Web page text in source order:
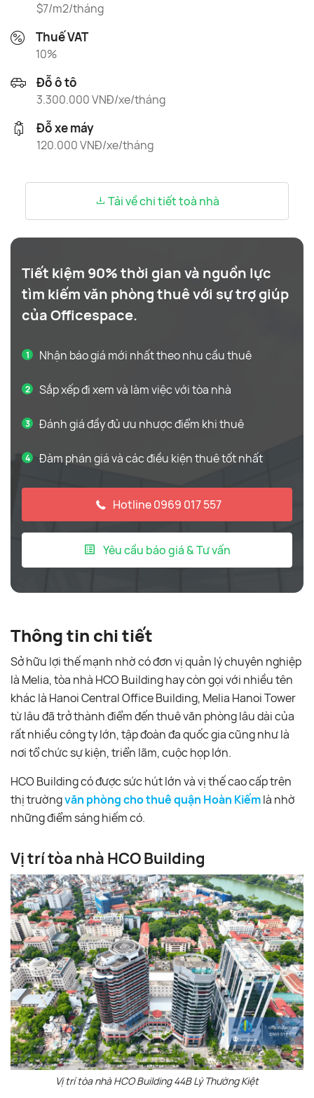
$7/m2/tháng
Thuế VAT
10%
Đỗ ô tô
3.300.000 VNĐ/xe/tháng
Đỗ xe máy
120.000 VNĐ/xe/tháng
Tải về chi tiết toà nhà
Tiết kiệm 90% thời gian và nguồn lực
tìm kiếm văn phòng thuê với sự trợ giúp
của Officespace.
Nhận báo giá mới nhất theo nhu cầu thuê
Sắp xếp đi xem và làm việc với tòa nhà
Đánh giá đầy đủ ưu nhược điểm khi thuê
Đàm phán giá và các điều kiện thuê tốt nhất
Hotline 0969 017 557
Yêu cầu báo giá & Tư vấn
Thông tin chi tiết
Sở hữu lợi thế mạnh nhờ có đơn vị quản lý chuyên nghiệp
là Melia, tòa nhà HCO Building hay còn gọi với nhiều tên
khác là Hanoi Central Office Building, Melia Hanoi Tower
từ lâu đã trở thành điểm đến thuê văn phòng lâu dài của
rất nhiều công ty lớn, tập đoàn đa quốc gia cũng như là
nơi tổ chức sự kiện, triển lãm, cuộc họp lớn.
HCO Building có được sức hút lớn và vị thế cao cấp trên
thị trườngvăn phòng cho thuê quận Hoàn Kiếmlà nhờ
những điểm sáng hiếm có.
Vị trí tòa nhà HCO Building
Vị trí tòa nhà HCO Building 44B Lý Thường Kiệt